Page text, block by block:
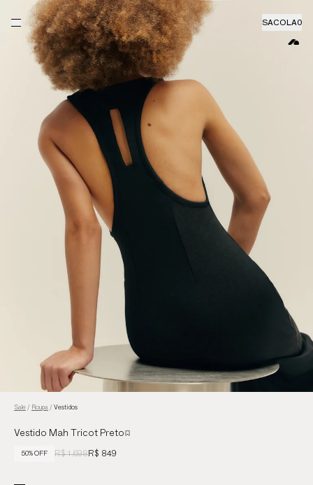
SACOLA0
Sale / Roupa / Vestidos
Vestido Mah Tricot Preto
50% OFF R$ 1.698R$ 849